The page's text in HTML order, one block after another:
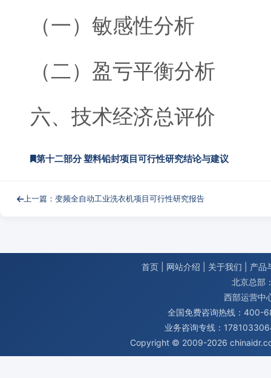
（一）敏感性分析
（二）盈亏平衡分析
六、技术经济总评价
第十二部分 塑料铅封项目可行性研究结论与建议
上一篇：变频全自动工业洗衣机项目可行性研究报告
首页 网站介绍 关于我们
产品
北京总部
西部运营中
全国免费咨询热线：400-
业务咨询专线：
Copyright © 2009-2026